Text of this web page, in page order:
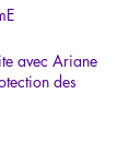
avec Ariane
des